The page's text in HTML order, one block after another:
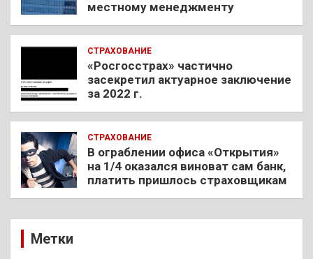
местному менеджменту
СТРАХОВАНИЕ
«Росгосстрах» частично
засекретил актуарное заключение
за 2022 г.
СТРАХОВАНИЕ
В ограблении офиса «Открытия»
на 1/4 оказался виноват сам банк,
платить пришлось страховщикам
Метки